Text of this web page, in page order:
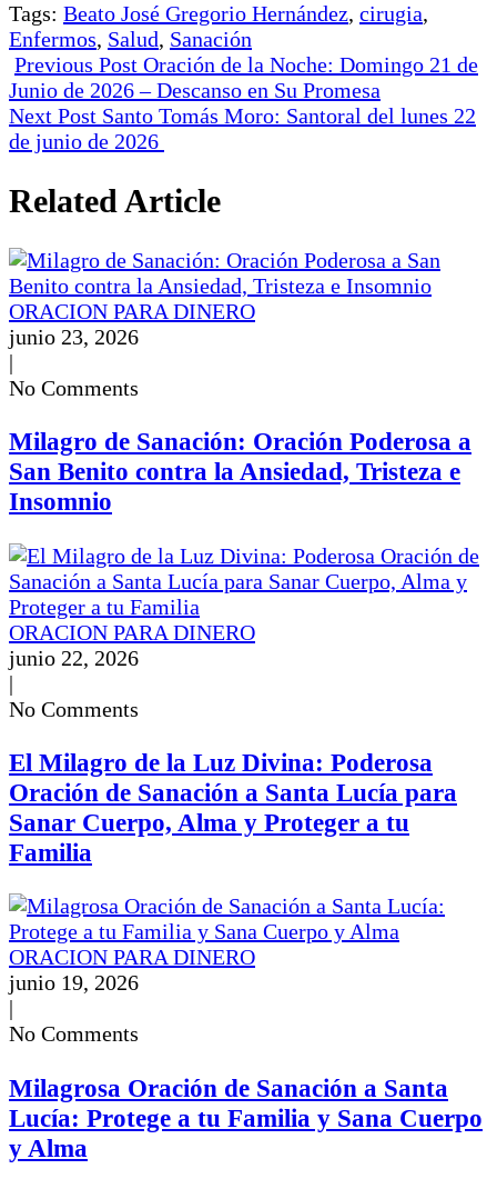
Tags: Beato José Gregorio Hernández, cirugia,
Enfermos, Salud, Sanación
Previous Post Oración de la Noche: Domingo 21 de
Junio de 2026 – Descanso en Su Promesa
Next Post Santo Tomás Moro: Santoral del lunes 22
de junio de 2026
Related Article
ORACION PARA DINERO
junio 23, 2026
|
No Comments
Milagro de Sanación: Oración Poderosa a
San Benito contra la Ansiedad, Tristeza e
Insomnio
ORACION PARA DINERO
junio 22, 2026
|
No Comments
El Milagro de la Luz Divina: Poderosa
Oración de Sanación a Santa Lucía para
Sanar Cuerpo, Alma y Proteger a tu
Familia
ORACION PARA DINERO
junio 19, 2026
|
No Comments
Milagrosa Oración de Sanación a Santa
Lucía: Protege a tu Familia y Sana Cuerpo
y Alma